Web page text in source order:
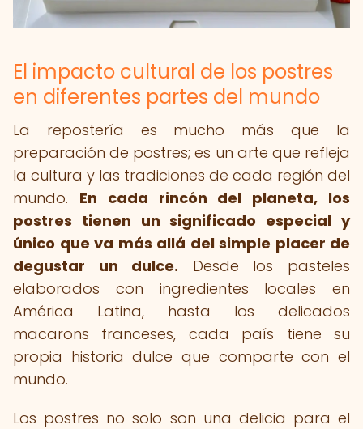
El impacto cultural de los postres
en diferentes partes del mundo
La repostería es mucho más que la
preparación de postres; es un arte que refleja
la cultura y las tradiciones de cada región del
mundo. En cada rincón del planeta, los
postres tienen un significado especial y
único que va más allá del simple placer de
degustar un dulce. Desde los pasteles
elaborados con ingredientes locales en
América Latina, hasta los delicados
macarons franceses, cada país tiene su
propia historia dulce que comparte con el
mundo.
Los postres no solo son una delicia para el